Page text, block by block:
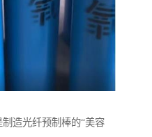
造光纤预制棒的“美容